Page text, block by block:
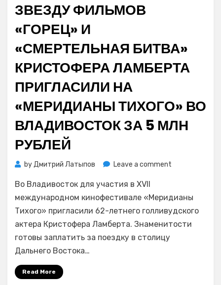
ЗВЕЗДУ ФИЛЬМОВ
«ГОРЕЦ» И
«СМЕРТЕЛЬНАЯ БИТВА»
КРИСТОФЕРА ЛАМБЕРТА
ПРИГЛАСИЛИ НА
«МЕРИДИАНЫ ТИХОГО» ВО
ВЛАДИВОСТОК ЗА 5 МЛН
РУБЛЕЙ
byДмитрий Латыпов Leave a comment
«Горец»
и
битва»
Во Владивосток для участия в XVII
международном кинофестивале «Меридианы
Тихого» пригласили 62-летнего голливудского
актера Кристофера Ламберта. Знаменитости
готовы заплатить за поездку в столицу
Дальнего Востока…
Read More